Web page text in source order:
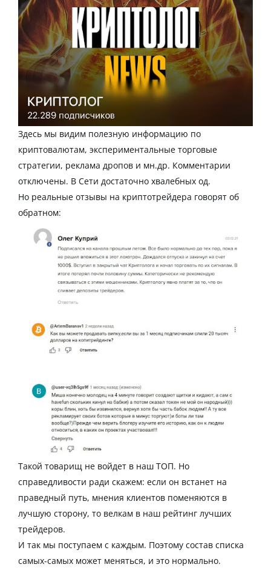
Здесь мы видим полезную информацию по
криптовалютам, экспериментальные торговые
стратегии, реклама дропов и мн.др. Комментарии
отключены. В Сети достаточно хвалебных од.
Но реальные отзывы на криптотрейдера говорят об
обратном:
Такой товарищ не войдет в наш ТОП. Но
справедливости ради скажем: если он встанет на
праведный путь, мнения клиентов поменяются в
лучшую сторону, то велкам в наш рейтинг лучших
трейдеров.
И так мы поступаем с каждым. Поэтому состав списка
самых-самых может меняться, и это нормально.